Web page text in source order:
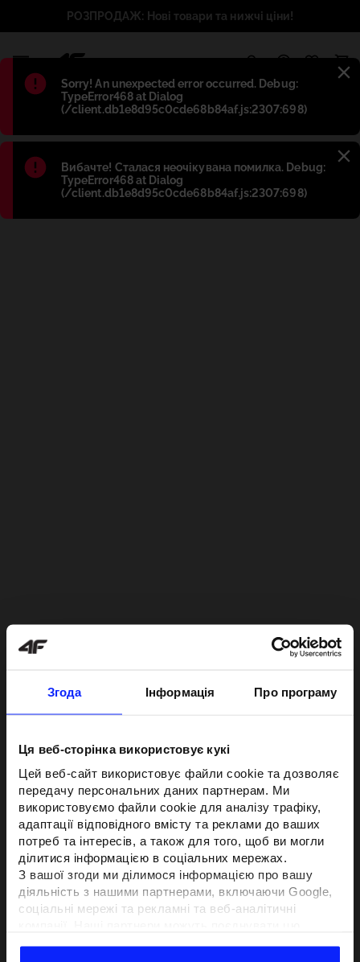
Згода Інформація Про програму
Ця веб-сторінка використовує кукі
Цей веб-сайт використовує файли cookie та дозволяє
передачу персональних даних партнерам. Ми
використовуємо файли cookie для аналізу трафіку,
адаптації відповідного вмісту та реклами до ваших
потреб та інтересів, а також для того, щоб ви могли
ділитися інформацією в соціальних мережах.
З вашої згоди ми ділимося інформацією про вашу
діяльність з нашими партнерами, включаючи Google,
соціальні мережі та рекламні та веб-аналітичні
Błąd:
Sorry! An unexpected error occurred. Debug:
TypeError468 at Dialog
(/client.db1e8d95c0cde68b84af.js:2307:698)
Błąd:
Вибачте! Сталася неочікувана помилка. Debug:
TypeError468 at Dialog
(/client.db1e8d95c0cde68b84af.js:2307:698)
РОЗПРОДАЖ: Нові товари та нижчі ціни!